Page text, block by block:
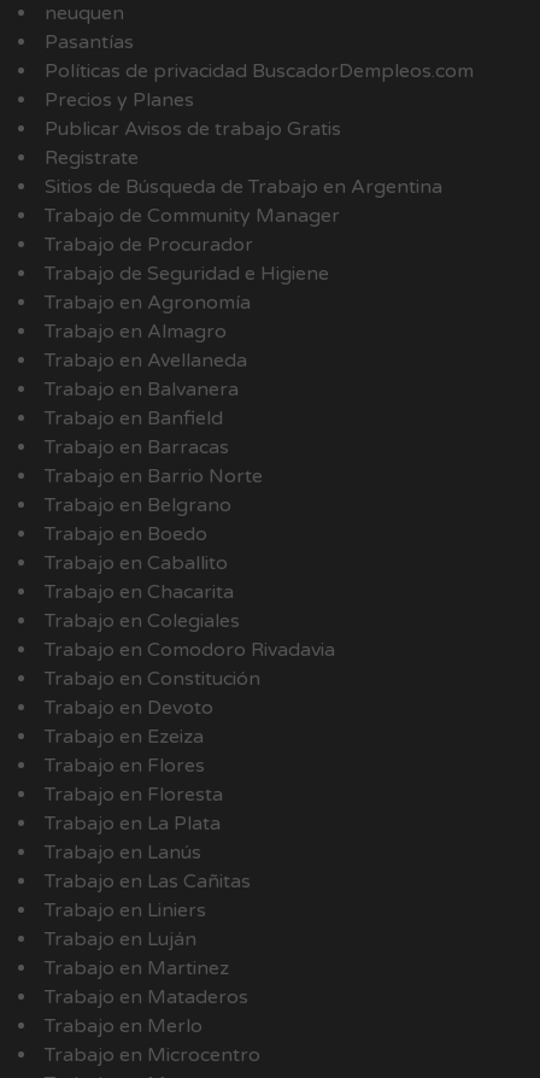
neuquen
Pasantías
Políticas de privacidad BuscadorDempleos.com
Precios y Planes
Publicar Avisos de trabajo Gratis
Registrate
Sitios de Búsqueda de Trabajo en Argentina
Trabajo de Community Manager
Trabajo de Procurador
Trabajo de Seguridad e Higiene
Trabajo en Agronomía
Trabajo en Almagro
Trabajo en Avellaneda
Trabajo en Balvanera
Trabajo en Banfield
Trabajo en Barracas
Trabajo en Barrio Norte
Trabajo en Belgrano
Trabajo en Boedo
Trabajo en Caballito
Trabajo en Chacarita
Trabajo en Colegiales
Trabajo en Comodoro Rivadavia
Trabajo en Constitución
Trabajo en Devoto
Trabajo en Ezeiza
Trabajo en Flores
Trabajo en Floresta
Trabajo en La Plata
Trabajo en Lanús
Trabajo en Las Cañitas
Trabajo en Liniers
Trabajo en Luján
Trabajo en Martinez
Trabajo en Mataderos
Trabajo en Merlo
Trabajo en Microcentro